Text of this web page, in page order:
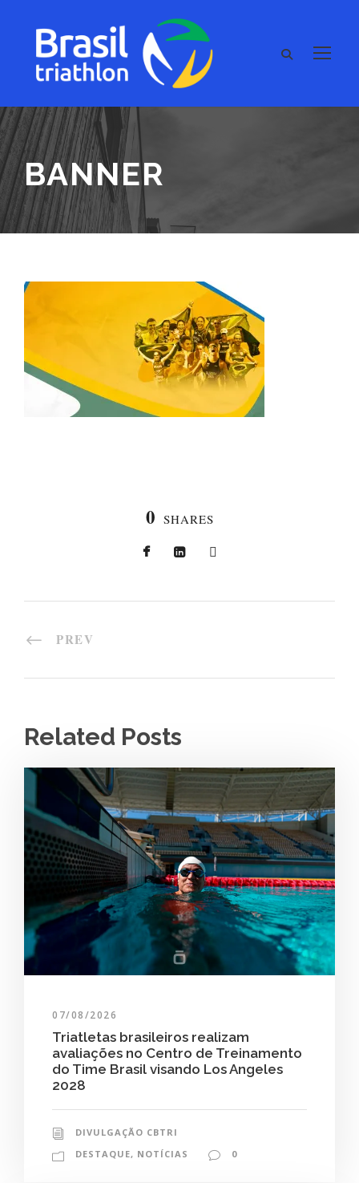
BANNER
0 SHARES
PREV
Related Posts
07/08/2026
Triatletas brasileiros realizam
avaliações no Centro de Treinamento
do Time Brasil visando Los Angeles
2028
DIVULGAÇÃO CBTRI
DESTAQUE, NOTÍCIAS 0